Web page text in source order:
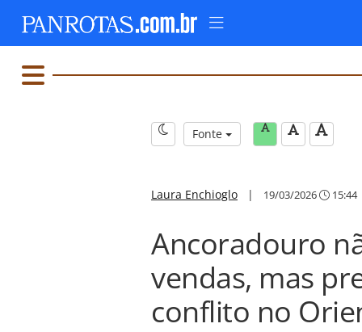
Fonte
Laura Enchioglo | 19/03/2026 15:44
Ancoradouro
vendas, mas
conflito no